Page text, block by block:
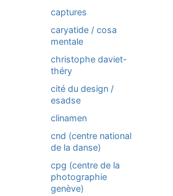
captures
caryatide / cosa
mentale
christophe daviet-
théry
cité du design /
esadse
clinamen
cnd (centre national
de la danse)
cpg (centre de la
photographie
genève)